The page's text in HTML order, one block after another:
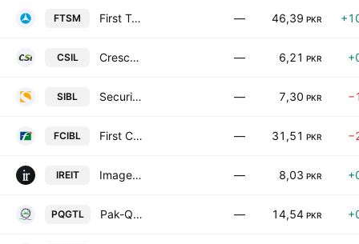
FTSM First Tri-Star Modaraba — 46,39 PKR
CSIL Crescent Star Insurance Co. Ltd. — 6,21 PKR
SIBL Security Investment Bank Limited — 7,30 PKR
FCIBL First Credit & Investment Bank Limited — 31,51 PKR
IREIT Image REIT — 8,03 PKR
PQGTL Pak-Qatar General Takaful Ltd. — 14,54 PKR